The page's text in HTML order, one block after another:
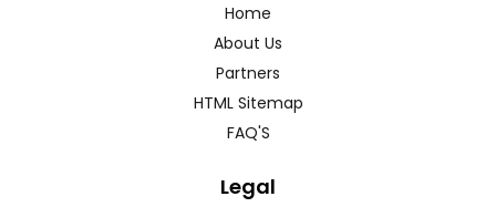
Home
About Us
Partners
HTML Sitemap
FAQ'S
Legal